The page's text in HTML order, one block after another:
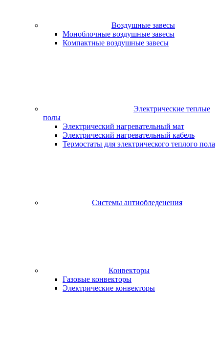
Воздушные завесы
Моноблочные воздушные завесы
Компактные воздушные завесы
Электрические теплые
полы
Электрический нагревательный мат
Электрический нагревательный кабель
Термостаты для электрического теплого пола
Системы антиобледенения
Конвекторы
Газовые конвекторы
Электрические конвекторы